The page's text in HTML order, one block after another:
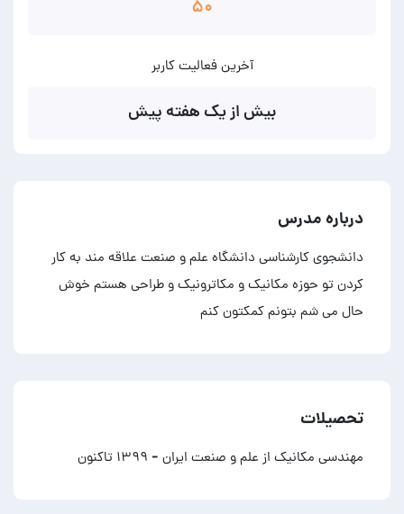
۵۰
آخرین فعالیت کاربر
بیش از یک هفته پیش
درباره مدرس
دانشجوی کارشناسی دانشگاه علم و صنعت علاقه مند به کار
کردن تو حوزه مکانیک و مکاترونیک و طراحی هستم خوش
حال می شم بتونم کمکتون کنم
تحصیلات
مهندسی مکانیک از علم و صنعت ایران - ۱۳۹۹ تاکنون